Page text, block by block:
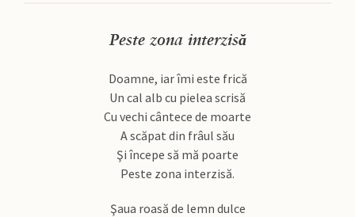
Peste zona interzisă
Doamne, iar îmi este frică
Un cal alb cu pielea scrisă
Cu vechi cântece de moarte
A scăpat din frâul său
Şi începe să mă poarte
Peste zona interzisă.
Şaua roasă de lemn dulce